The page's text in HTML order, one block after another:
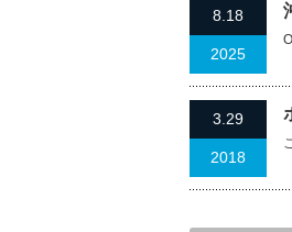
8.18
2025
3.29
2018